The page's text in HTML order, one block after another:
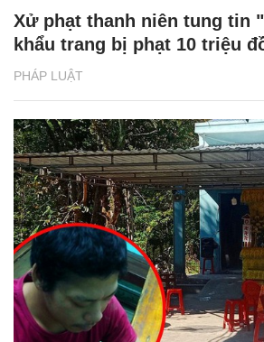
PHÁP LUẬT
Xử phạt thanh niên tung tin
khẩu trang bị phạt 10 triệu